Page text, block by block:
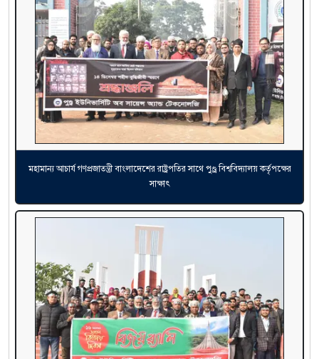
মহামান্য আচার্য গণপ্রজাতন্ত্রী বাংলাদেশের রাষ্ট্রপতির সাথে পুণ্ড্র বিশ্ববিদ্যালয় কর্তৃপক্ষের
সাক্ষাৎ